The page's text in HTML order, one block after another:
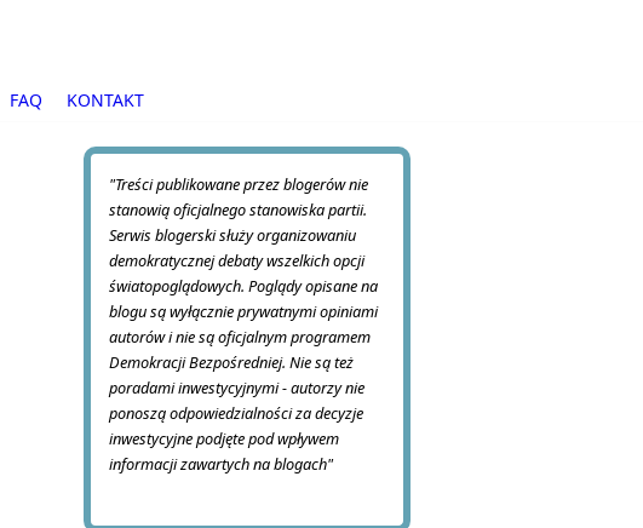
FAQ KONTAKT
"Treści publikowane przez blogerów nie
stanowią oficjalnego stanowiska partii.
Serwis blogerski służy organizowaniu
demokratycznej debaty wszelkich opcji
światopoglądowych. Poglądy opisane na
blogu są wyłącznie prywatnymi opiniami
autorów i nie są oficjalnym programem
Demokracji Bezpośredniej. Nie są też
poradami inwestycyjnymi - autorzy nie
ponoszą odpowiedzialności za decyzje
inwestycyjne podjęte pod wpływem
informacji zawartych na blogach"